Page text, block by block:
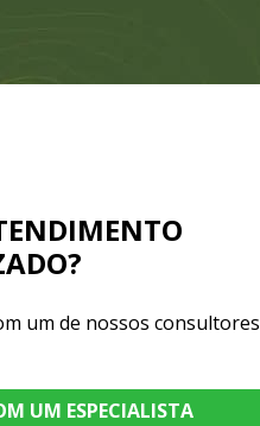
um de nossos consultores
UM ESPECIALISTA